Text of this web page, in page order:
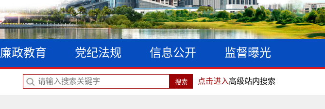
廉政教育 党纪法规 信息公开 监督曝光
点击进入高级站内搜索